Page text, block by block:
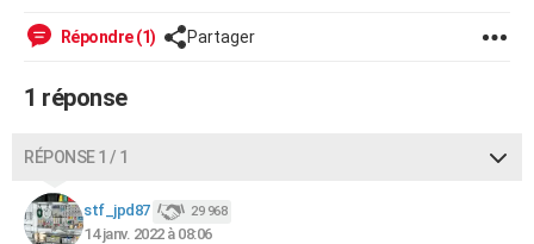
Art de vivre
Bien-être
Loisirs
Mode
Modes de vie
SANTE
BONS PLANS
Répondre (1) Partager
1 réponse
RÉPONSE 1 / 1
stf_jpd87 29 968
14 janv. 2022 à 08:06